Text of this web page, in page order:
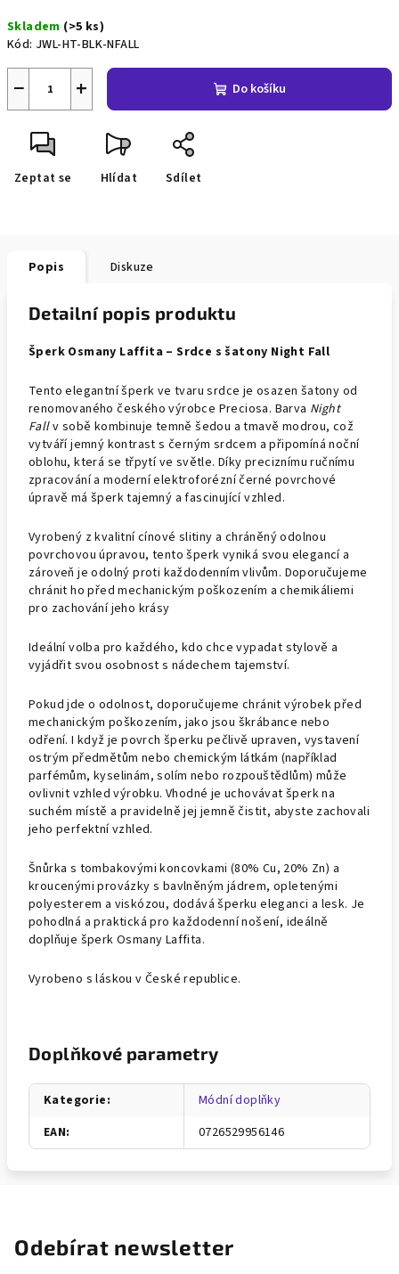
cena:
Skladem (>5 ks)
Kód: JWL-HT-BLK-NFALL
+
− Do košíku
Zeptat se Hlídat Sdílet
Popis Diskuze
Detailní popis produktu
Šperk Osmany Laffita – Srdce s šatony Night Fall
Tento elegantní šperk ve tvaru srdce je osazen šatony od
renomovaného českého výrobce Preciosa. Barva Night
Fallv sobě kombinuje temně šedou a tmavě modrou, což
vytváří jemný kontrast s černým srdcem a připomíná noční
oblohu, která se třpytí ve světle. Díky preciznímu ručnímu
zpracování a moderní elektroforézní černé povrchové
úpravě má šperk tajemný a fascinující vzhled.
Vyrobený z kvalitní cínové slitiny a chráněný odolnou
povrchovou úpravou, tento šperk vyniká svou elegancí a
zároveň je odolný proti každodenním vlivům. Doporučujeme
chránit ho před mechanickým poškozením a chemikáliemi
pro zachování jeho krásy
Ideální volba pro každého, kdo chce vypadat stylově a
vyjádřit svou osobnost s nádechem tajemství.
Pokud jde o odolnost, doporučujeme chránit výrobek před
mechanickým poškozením, jako jsou škrábance nebo
odření. I když je povrch šperku pečlivě upraven, vystavení
ostrým předmětům nebo chemickým látkám (například
parfémům, kyselinám, solím nebo rozpouštědlům) může
ovlivnit vzhled výrobku. Vhodné je uchovávat šperk na
suchém místě a pravidelně jej jemně čistit, abyste zachovali
jeho perfektní vzhled.
Šnůrka s tombakovými koncovkami (80% Cu, 20% Zn) a
kroucenými provázky s bavlněným jádrem, opletenými
polyesterem a viskózou, dodává šperku eleganci a lesk. Je
pohodlná a praktická pro každodenní nošení, ideálně
doplňuje šperk Osmany Laffita.
Vyrobeno s láskou v České republice.
Doplňkové parametry
Kategorie:
Módní doplňky
EAN: 0726529956146
Odebírat newsletter